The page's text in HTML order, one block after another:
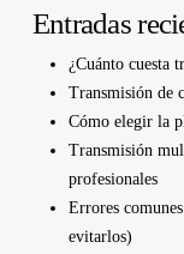
Entradas
¿Cuánto cuesta
Transmisión de
Cómo elegir la
Transmisión
profesionales
Errores
evitarlos)